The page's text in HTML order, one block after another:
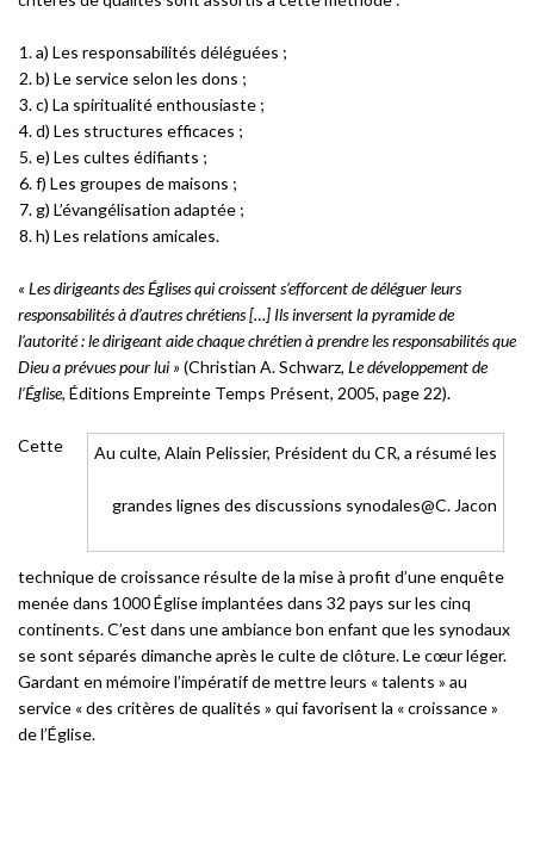
a) Les responsabilités déléguées ;
b) Le service selon les dons ;
c) La spiritualité enthousiaste ;
d) Les structures efficaces ;
e) Les cultes édifiants ;
f) Les groupes de maisons ;
g) L’évangélisation adaptée ;
h) Les relations amicales.
« Les dirigeants des Églises qui croissent s’efforcent de déléguer leurs
responsabilités à d’autres chrétiens […] Ils inversent la pyramide de
l’autorité : le dirigeant aide chaque chrétien à prendre les responsabilités que
Dieu a prévues pour lui »(Christian A. Schwarz, Le développement de
l’Église, Éditions Empreinte Temps Présent, 2005, page 22).
Au culte, Alain Pelissier, Président du CR, a résumé les
grandes lignes des discussions synodales@C. Jacon
Cette
technique de croissance résulte de la mise à profit d’une enquête
menée dans 1000 Église implantées dans 32 pays sur les cinq
continents. C’est dans une ambiance bon enfant que les synodaux
se sont séparés dimanche après le culte de clôture. Le cœur léger.
Gardant en mémoire l’impératif de mettre leurs « talents » au
service « des critères de qualités » qui favorisent la « croissance »
de l’Église.